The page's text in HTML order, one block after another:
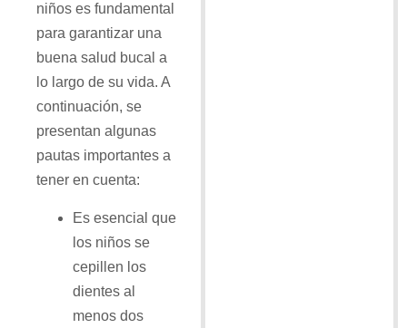
niños es fundamental
para garantizar una
buena salud bucal a
lo largo de su vida. A
continuación, se
presentan algunas
pautas importantes a
tener en cuenta:
Es esencial que
los niños se
cepillen los
dientes al
menos dos